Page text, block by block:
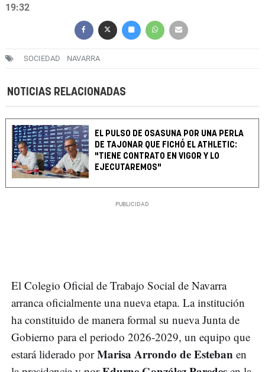
19:32
SOCIEDAD NAVARRA
NOTICIAS RELACIONADAS
EL PULSO DE OSASUNA POR UNA PERLA
DE TAJONAR QUE FICHÓ EL ATHLETIC:
"TIENE CONTRATO EN VIGOR Y LO
EJECUTAREMOS"
El Colegio Oficial de Trabajo Social de Navarra
arranca oficialmente una nueva etapa. La institución
ha constituido de manera formal su nueva Junta de
Gobierno para el periodo 2026-2029, un equipo que
estará liderado porMarisa Arrondo de Esteban en